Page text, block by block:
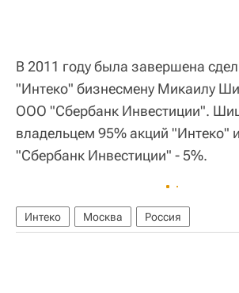
В 2011 году была завершена
"Интеко" бизнесмену Микаилу
ООО "Сбербанк Инвестиции".
владельцем 95% акций "Интеко" и
"Сбербанк Инвестиции" - 5%.
Интеко Москва Россия